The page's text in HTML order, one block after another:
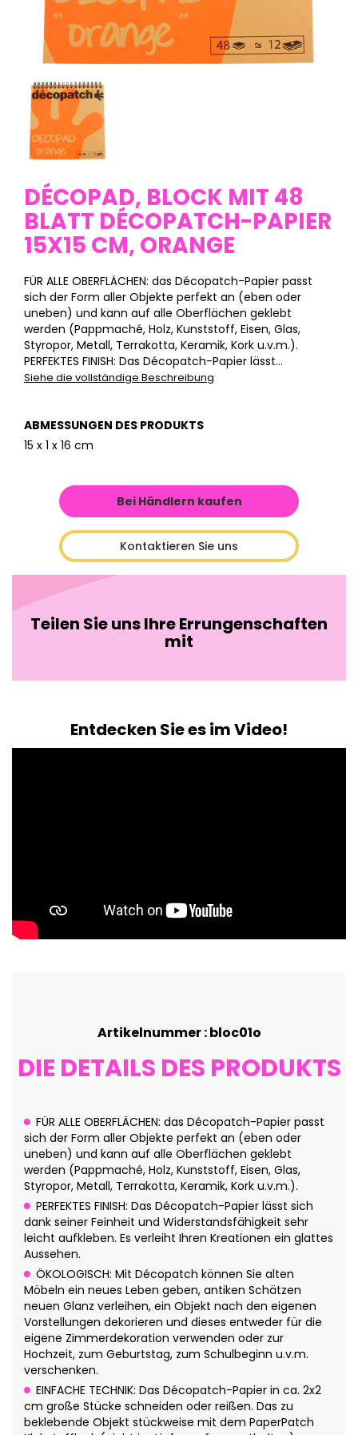
DÉCOPAD, BLOCK MIT 48
BLATT DÉCOPATCH-PAPIER
15X15 CM, ORANGE
FÜR ALLE OBERFLÄCHEN: das Décopatch-Papier passt
sich der Form aller Objekte perfekt an (eben oder
uneben) und kann auf alle Oberflächen geklebt
werden (Pappmaché, Holz, Kunststoff, Eisen, Glas,
Styropor, Metall, Terrakotta, Keramik, Kork u.v.m.).
PERFEKTES FINISH: Das Décopatch-Papier lässt...
Siehe die vollständige Beschreibung
ABMESSUNGEN DES PRODUKTS
15 x 1 x 16 cm
Bei Händlern kaufen
Kontaktieren Sie uns
Teilen Sie uns Ihre Errungenschaften
mit
Entdecken Sie es im Video!
Artikelnummer : bloc01o
DIE DETAILS DES PRODUKTS
FÜR ALLE OBERFLÄCHEN: das Décopatch-Papier passt
sich der Form aller Objekte perfekt an (eben oder
uneben) und kann auf alle Oberflächen geklebt
werden (Pappmaché, Holz, Kunststoff, Eisen, Glas,
Styropor, Metall, Terrakotta, Keramik, Kork u.v.m.).
PERFEKTES FINISH: Das Décopatch-Papier lässt sich
dank seiner Feinheit und Widerstandsfähigkeit sehr
leicht aufkleben. Es verleiht Ihren Kreationen ein glattes
Aussehen.
ÖKOLOGISCH: Mit Décopatch können Sie alten
Möbeln ein neues Leben geben, antiken Schätzen
neuen Glanz verleihen, ein Objekt nach den eigenen
Vorstellungen dekorieren und dieses entweder für die
eigene Zimmerdekoration verwenden oder zur
Hochzeit, zum Geburtstag, zum Schulbeginn u.v.m.
verschenken.
EINFACHE TECHNIK: Das Décopatch-Papier in ca. 2x2
cm große Stücke schneiden oder reißen. Das zu
beklebende Objekt stückweise mit dem PaperPatch